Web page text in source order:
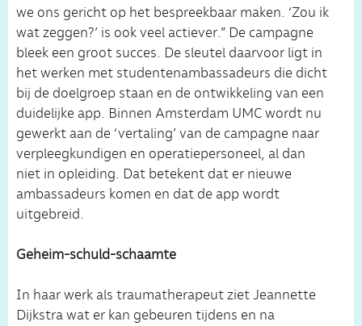
we ons gericht op het bespreekbaar maken. ‘Zou ik
wat zeggen?’ is ook veel actiever.” De campagne
bleek een groot succes. De sleutel daarvoor ligt in
het werken met studentenambassadeurs die dicht
bij de doelgroep staan en de ontwikkeling van een
duidelijke app. Binnen Amsterdam UMC wordt nu
gewerkt aan de ‘vertaling’ van de campagne naar
verpleegkundigen en operatiepersoneel, al dan
niet in opleiding. Dat betekent dat er nieuwe
ambassadeurs komen en dat de app wordt
uitgebreid.
Geheim-schuld-schaamte
In haar werk als traumatherapeut ziet Jeannette
Dijkstra wat er kan gebeuren tijdens en na